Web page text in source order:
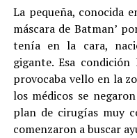
La pequeña, conocida
máscara de Batman’
tenía en la cara,
gigante. Esa
provocaba vello en la
los médicos se
plan de cirugías muy
comenzaron a buscar